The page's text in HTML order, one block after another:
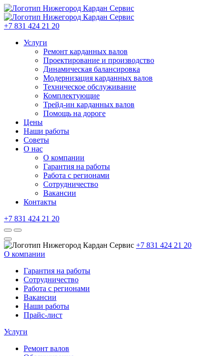
+7 831 424 21 20
Услуги
Ремонт карданных валов
Проектирование и производство
Динамическая балансировка
Модернизация карданных валов
Техническое обслуживание
Комплектующие
Трейд-ин карданных валов
Помощь на дороге
Цены
Наши работы
Советы
О нас
О компании
Гарантия на работы
Работа с регионами
Сотрудничество
Вакансии
Контакты
+7 831 424 21 20
+7 831 424 21 20
О компании
Гарантия на работы
Сотрудничество
Работа с регионами
Вакансии
Наши работы
Прайс-лист
Услуги
Ремонт валов